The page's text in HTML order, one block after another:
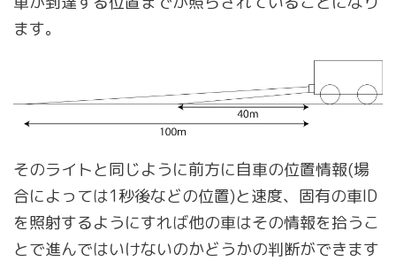
ます。
そのライトと同じように前方に自車の位置情報(場
合によっては1秒後などの位置)と速度、固有の車ID
を照射するようにすれば他の車はその情報を拾うこ
とで進んではいけないのかどうかの判断ができます